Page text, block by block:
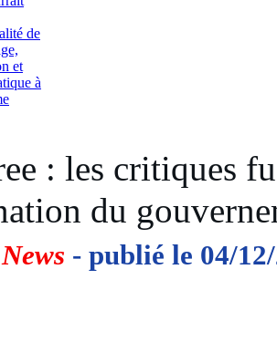
: les critiques
du
News - publié le 04/